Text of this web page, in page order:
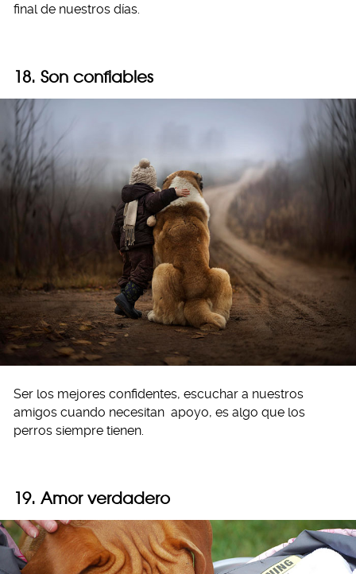
final de nuestros días.
18. Son confiables
Ser los mejores confidentes, escuchar a nuestros
amigos cuando necesitan apoyo, es algo que los
perros siempre tienen.
19. Amor verdadero